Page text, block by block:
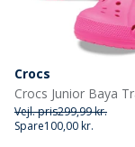
Crocs
Vejl. pris299,99 kr.
Spare100,00 kr.